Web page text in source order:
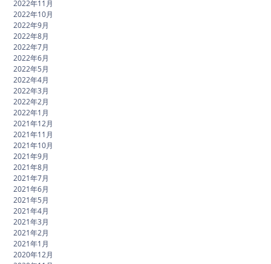
2022年11月
2022年10月
2022年9月
2022年8月
2022年7月
2022年6月
2022年5月
2022年4月
2022年3月
2022年2月
2022年1月
2021年12月
2021年11月
2021年10月
2021年9月
2021年8月
2021年7月
2021年6月
2021年5月
2021年4月
2021年3月
2021年2月
2021年1月
2020年12月